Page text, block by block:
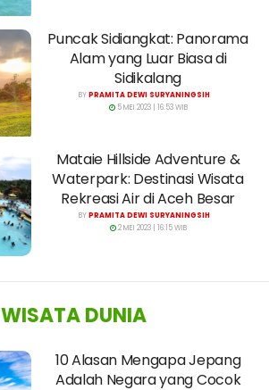
Puncak Sidiangkat: Panorama
Alam yang Luar Biasa di
Sidikalang
BYPRAMITA DEWI SURYANINGSIH
5 MEI 2023 | 16:53 WIB
Mataie Hillside Adventure &
Waterpark: Destinasi Wisata
Rekreasi Air di Aceh Besar
BYPRAMITA DEWI SURYANINGSIH
2 MEI 2023 | 16:15 WIB
WISATA DUNIA
10 Alasan Mengapa Jepang
Adalah Negara yang Cocok